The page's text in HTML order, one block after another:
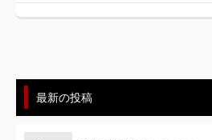
最新の投稿